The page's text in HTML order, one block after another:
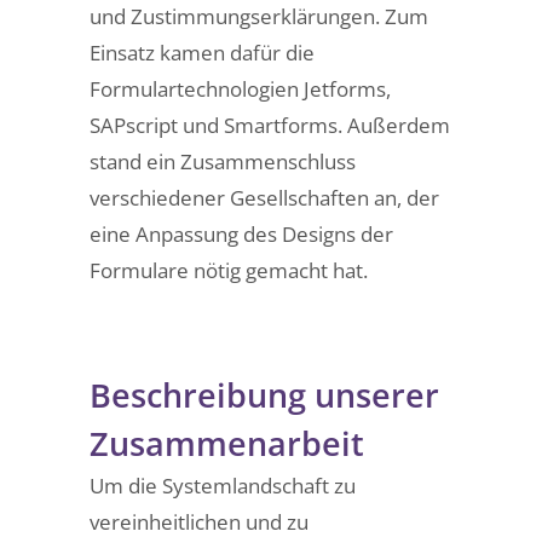
und Zustimmungserklärungen. Zum
Einsatz kamen dafür die
Formulartechnologien Jetforms,
SAPscript und Smartforms. Außerdem
stand ein Zusammenschluss
verschiedener Gesellschaften an, der
eine Anpassung des Designs der
Formulare nötig gemacht hat.
Beschreibung unserer
Zusammenarbeit
Um die Systemlandschaft zu
vereinheitlichen und zu